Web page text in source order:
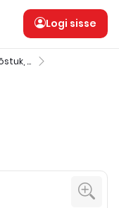
Logi sisse
Iseliikuv käärtõstuk, platvormiga (diisel, 4 WD), 12m